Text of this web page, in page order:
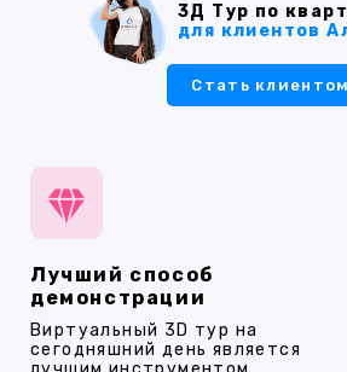
3Д Тур по
для клиентов
Стать клиентом
Лучший способ
демонстрации
Виртуальный 3D тур на
сегодняшний день является